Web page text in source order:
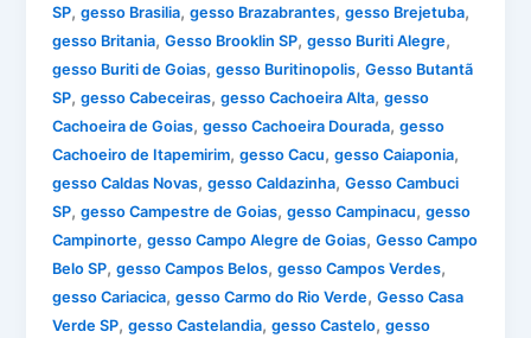
SP,gesso Brasilia,gesso Brazabrantes,gesso Brejetuba,
gesso Britania,Gesso Brooklin SP,gesso Buriti Alegre,
gesso Buriti de Goias,gesso Buritinopolis,Gesso Butantã
SP,gesso Cabeceiras,gesso Cachoeira Alta,gesso
Cachoeira de Goias,gesso Cachoeira Dourada,gesso
Cachoeiro de Itapemirim,gesso Cacu,gesso Caiaponia,
gesso Caldas Novas,gesso Caldazinha,Gesso Cambuci
SP,gesso Campestre de Goias,gesso Campinacu,gesso
Campinorte,gesso Campo Alegre de Goias,Gesso Campo
Belo SP,gesso Campos Belos,gesso Campos Verdes,
gesso Cariacica,gesso Carmo do Rio Verde,Gesso Casa
Verde SP,gesso Castelandia,gesso Castelo,gesso